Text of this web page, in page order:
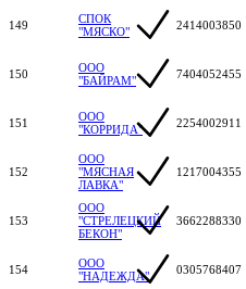
149
СПОК
"МЯСКО"
2414003850
150
ООО
"БАЙРАМ"
7404052455
151
ООО
"КОРРИДА"
2254002911
152
ООО
"МЯСНАЯ
ЛАВКА"
1217004355
153
ООО
"СТРЕЛЕЦКИЙ
БЕКОН"
3662288330
154
ООО
"НАДЕЖДА"
0305768407